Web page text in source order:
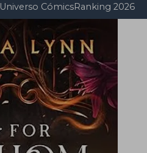
Universo CómicsRanking 2026